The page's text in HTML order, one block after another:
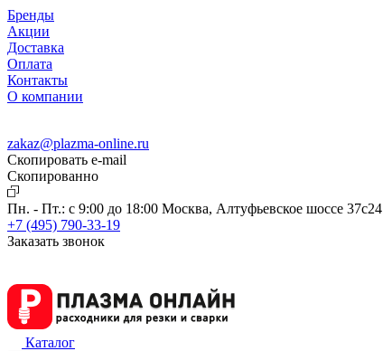
Бренды
Акции
Доставка
Оплата
Контакты
О компании
zakaz@plazma-online.ru
Скопировать e-mail
Cкопированно
Пн. - Пт.: с 9:00 до 18:00 Москва, Алтуфьевское шоссе 37с24
+7 (495) 790-33-19
Заказать звонок
Каталог